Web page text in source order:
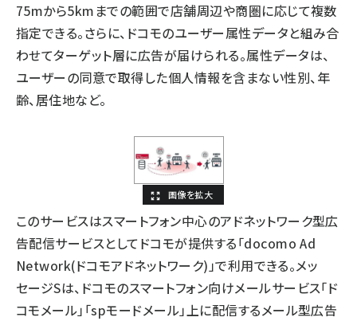
75mから5kmまでの範囲で店舗周辺や商圏に応じて複数
指定できる。さらに、ドコモのユーザー属性データと組み合
わせてターゲット層に広告が届けられる。属性データは、
ユーザーの同意で取得した個人情報を含まない性別、年
齢、居住地など。
このサービスはスマートフォン中心のアドネットワーク型広
告配信サービスとしてドコモが提供する「docomo Ad
Network(ドコモアドネットワーク)」で利用できる。メッ
セージSは、ドコモのスマートフォン向けメールサービス「ド
コモメール」「spモードメール」上に配信するメール型広告